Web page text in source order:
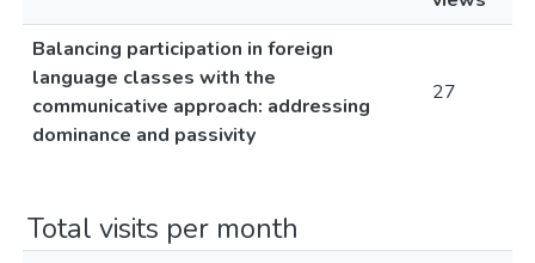
Balancing participation in foreign
language classes with the
communicative approach: addressing
dominance and passivity
27
Total visits per month